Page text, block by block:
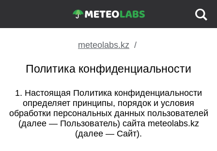
meteolabs.kz
Политика конфиденциальности
1. Настоящая Политика конфиденциальности
определяет принципы, порядок и условия
обработки персональных данных пользователей
(далее — Пользователь) сайта meteolabs.kz
(далее — Сайт).